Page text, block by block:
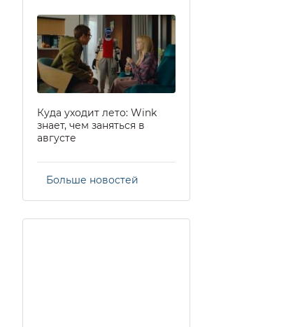
Куда уходит лето: Wink
знает, чем заняться в
августе
Больше новостей